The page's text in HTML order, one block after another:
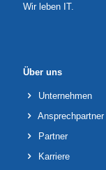
Wir leben IT.
Über uns
Unternehmen
Ansprechpartner
Partner
Karriere